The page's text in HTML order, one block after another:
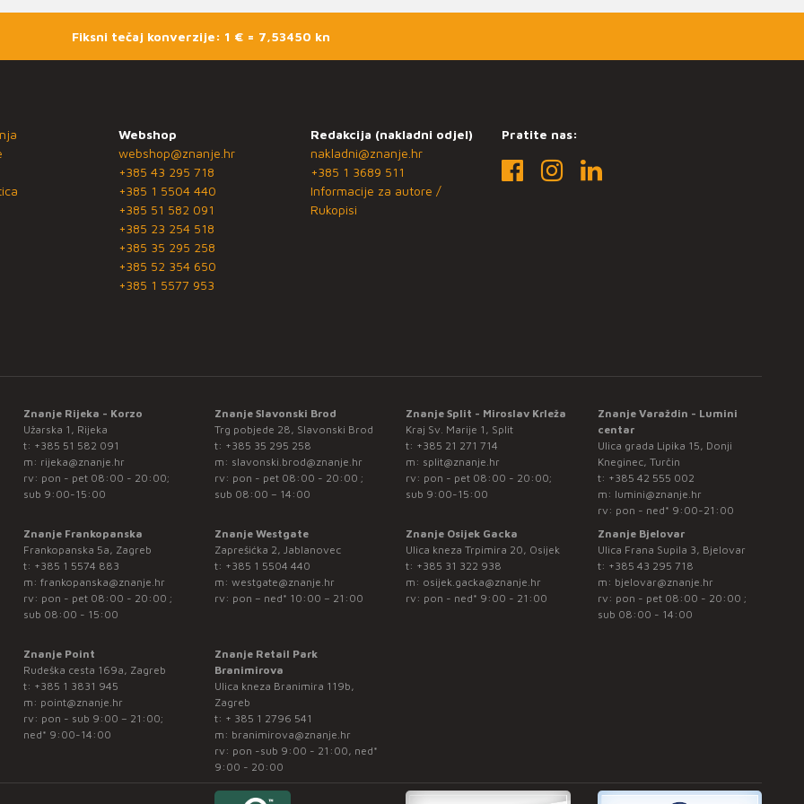
Fiksni tečaj konverzije: 1 € = 7,53450 kn
Webshop
webshop@znanje.hr
+385 43 295 718
+385 1 5504 440
+385 51 582 091
+385 23 254 518
+385 35 295 258
+385 52 354 650
+385 1 5577 953
Redakcija (nakladni odjel)
nakladni@znanje.hr
+385 1 3689 511
Informacije za autore /
Rukopisi
Pratite nas:
Znanje Rijeka - Korzo
Užarska 1, Rijeka
t: +385 51 582 091
m: rijeka@znanje.hr
rv: pon - pet 08:00 - 20:00;
sub 9:00-15:00
Znanje Slavonski Brod
Trg pobjede 28, Slavonski Brod
t: +385 35 295 258
m: slavonski.brod@znanje.hr
rv: pon - pet 08:00 - 20:00 ;
sub 08:00 – 14:00
Znanje Split - Miroslav Krleža
Kraj Sv. Marije 1, Split
t: +385 21 271 714
m: split@znanje.hr
rv: pon - pet 08:00 - 20:00;
sub 9:00-15:00
Znanje Varaždin - Lumini
centar
Ulica grada Lipika 15, Donji
Kneginec, Turčin
t: +385 42 555 002
m: lumini@znanje.hr
rv: pon - ned* 9:00-21:00
Znanje Frankopanska
Frankopanska 5a, Zagreb
t: +385 1 5574 883
m: frankopanska@znanje.hr
rv: pon - pet 08:00 - 20:00 ;
sub 08:00 - 15:00
Znanje Westgate
Zaprešićka 2, Jablanovec
t: +385 1 5504 440
m: westgate@znanje.hr
rv: pon – ned* 10:00 – 21:00
Znanje Osijek Gacka
Ulica kneza Trpimira 20, Osijek
t: +385 31 322 938
m: osijek.gacka@znanje.hr
rv: pon - ned* 9:00 - 21:00
Znanje Bjelovar
Ulica Frana Supila 3, Bjelovar
t: +385 43 295 718
m: bjelovar@znanje.hr
rv: pon - pet 08:00 - 20:00 ;
sub 08:00 - 14:00
Znanje Point
Rudeška cesta 169a, Zagreb
t: +385 1 3831 945
m: point@znanje.hr
rv: pon - sub 9:00 – 21:00;
ned* 9:00-14:00
Znanje Retail Park
Branimirova
Ulica kneza Branimira 119b,
Zagreb
t: + 385 1 2796 541
m: branimirova@znanje.hr
rv: pon -sub 9:00 - 21:00, ned*
9:00 - 20:00